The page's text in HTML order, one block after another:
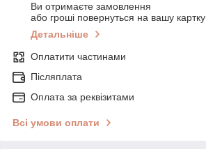
Ви отримаєте замовлення
або гроші повернуться на вашу картку
Детальніше
Оплатити частинами
Післяплата
Оплата за реквізитами
Всі умови оплати